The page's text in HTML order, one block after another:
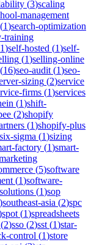
(3)scaling
management
(1)search-optimization
training
1)self-hosted (1)self-
(1)selling-online
(16)seo-audit (1)seo-
sizing (2)service
firms (1)services
(1)shift-
(2)shopify
(1)shopify-plus
six-sigma (1)sizing
factory (1)smart-
(5)software
(1)software-
solutions (1)sop
)southeast-asia (2)spc
spot (1)spreadsheets
(2)sso (2)sst (1)star-
control (1)store